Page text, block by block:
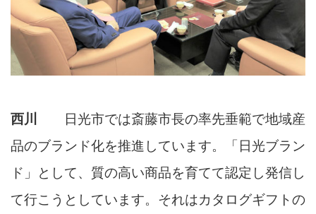
西川
日光市では斎藤市長の率先垂範で地域産
品のブランド化を推進しています。「日光ブラン
ド」として、質の高い商品を育てて認定し発信し
て行こうとしています。それはカタログギフトの